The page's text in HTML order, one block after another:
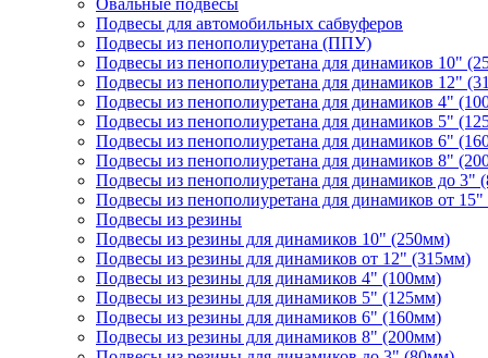
Овальные подвесы
Подвесы для автомобильных сабвуферов
Подвесы из пенополиуретана (ППУ)
Подвесы из пенополиуретана для динамиков 10"
Подвесы из пенополиуретана для динамиков 12"
Подвесы из пенополиуретана для динамиков 4"
Подвесы из пенополиуретана для динамиков 5"
Подвесы из пенополиуретана для динамиков 6"
Подвесы из пенополиуретана для динамиков 8"
Подвесы из пенополиуретана для динамиков до 3"
Подвесы из пенополиуретана для динамиков от
Подвесы из резины
Подвесы из резины для динамиков 10" (250мм)
Подвесы из резины для динамиков от 12" (315мм)
Подвесы из резины для динамиков 4" (100мм)
Подвесы из резины для динамиков 5" (125мм)
Подвесы из резины для динамиков 6" (160мм)
Подвесы из резины для динамиков 8" (200мм)